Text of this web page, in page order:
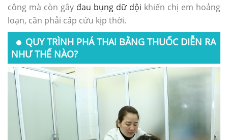
công mà còn gây đau bụng dữ dội khiến chị em hoảng
loạn, cần phải cấp cứu kịp thời.
QUY TRÌNH PHÁ THAI BẰNG THUỐC DIỄN RA
NHƯ THẾ NÀO?